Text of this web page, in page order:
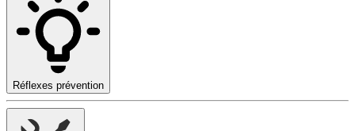
Réflexes prévention